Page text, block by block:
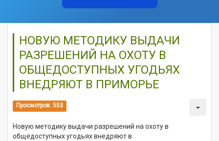
НОВУЮ МЕТОДИКУ ВЫДАЧИ
РАЗРЕШЕНИЙ НА ОХОТУ В
ОБЩЕДОСТУПНЫХ УГОДЬЯХ
ВНЕДРЯЮТ В ПРИМОРЬЕ
Просмотров: 553
Новую методику выдачи разрешений на охоту в
общедоступных угодьях внедряют в